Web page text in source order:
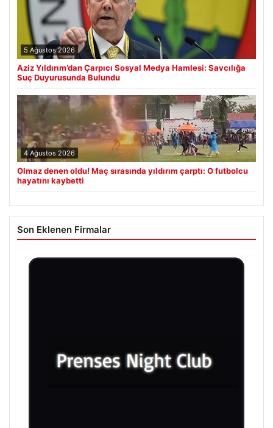
5 Ağustos 2026
Aziz Yıldırım’dan Çarpıcı Sosyal Medya Hamlesi: Savcılığa
Suç Duyurusunda Bulundu
4 Ağustos 2026
Olmaz denen oldu! Maç sırasında yıldırım çarptı: O futbolcu
hayatını kaybetti
Son Eklenen Firmalar